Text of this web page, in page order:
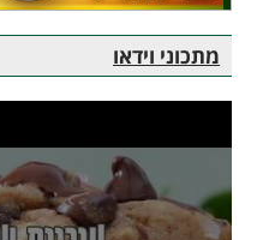
מתכוני וידאו